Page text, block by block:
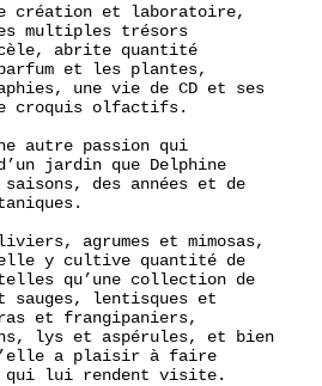
création et laboratoire,
multiples trésors
abrite quantité
et les plantes,
une vie de CD et ses
croquis olfactifs.
autre passion qui
jardin que Delphine
des années et de
agrumes et mimosas,
y cultive quantité de
qu’une collection de
sauges, lentisques et
et frangipaniers,
lys et aspérules, et bien
a plaisir à faire
qui lui rendent visite.